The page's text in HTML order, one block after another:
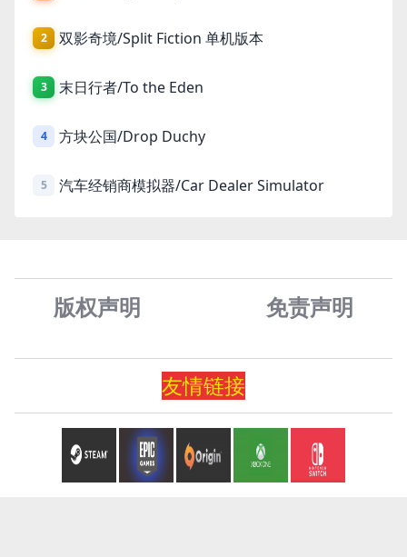
2 双影奇境/Split Fiction 单机版本
3 末日行者/To the Eden
4 方块公国/Drop Duchy
5 汽车经销商模拟器/Car Dealer Simulator
版权声明 免责声明
友情链接